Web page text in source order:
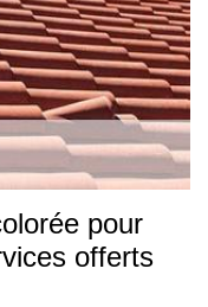
pour
offerts